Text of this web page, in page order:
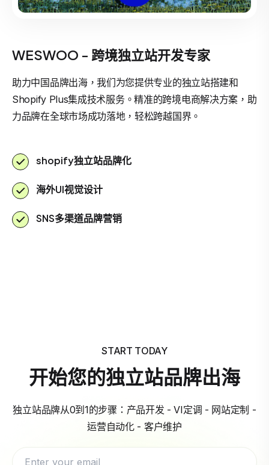
WESWOO - 跨境独立站开发专家
助力中国品牌出海，我们为您提供专业的独立站搭建和
Shopify Plus集成技术服务。精准的跨境电商解决方案，助
力品牌在全球市场成功落地，轻松跨越国界。
shopify独立站品牌化
海外UI视觉设计
SNS多渠道品牌营销
START TODAY
开始您的独立站品牌出海
独立站品牌从0到1的步骤：产品开发 - VI定调 - 网站定制 -
运营自动化 - 客户维护